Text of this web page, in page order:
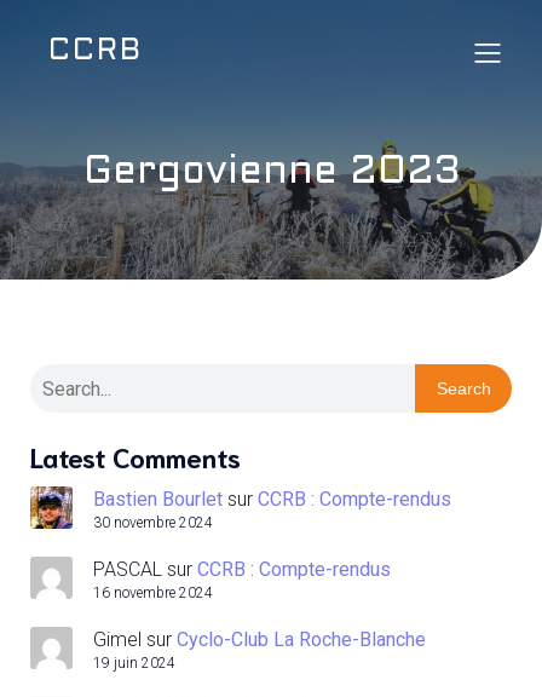
CCRB
Gergovienne 2023
Search
Latest Comments
Bastien Bourlet sur CCRB : Compte-rendus
30 novembre 2024
PASCAL sur CCRB : Compte-rendus
16 novembre 2024
Gimel sur Cyclo-Club La Roche-Blanche
19 juin 2024